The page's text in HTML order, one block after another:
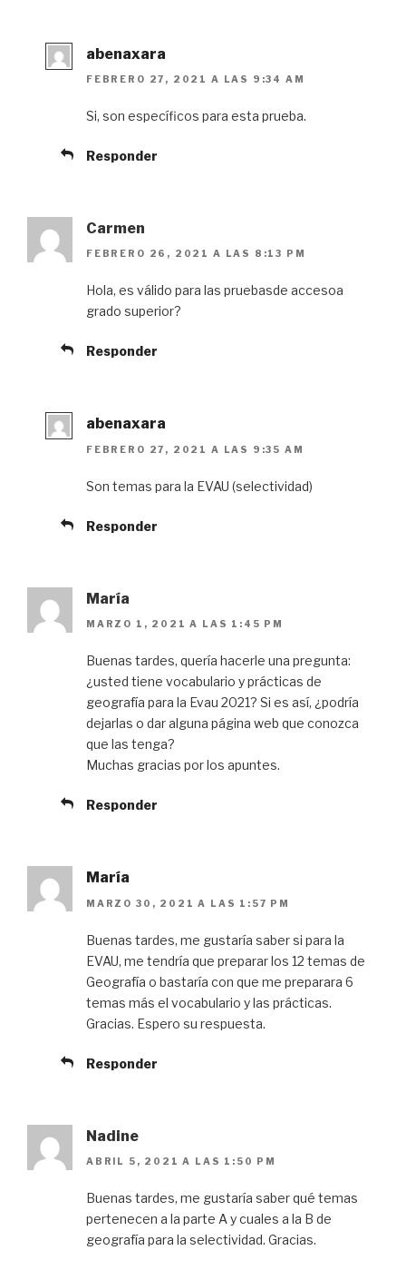
abenaxara
FEBRERO 27, 2021 A LAS 9:34 AM
Si, son específicos para esta prueba.
Responder
Carmen
FEBRERO 26, 2021 A LAS 8:13 PM
Hola, es válido para las pruebasde accesoa
grado superior?
Responder
abenaxara
FEBRERO 27, 2021 A LAS 9:35 AM
Son temas para la EVAU (selectividad)
Responder
María
MARZO 1, 2021 A LAS 1:45 PM
Buenas tardes, quería hacerle una pregunta:
¿usted tiene vocabulario y prácticas de
geografía para la Evau 2021? Si es así, ¿podría
dejarlas o dar alguna página web que conozca
que las tenga?
Muchas gracias por los apuntes.
Responder
María
MARZO 30, 2021 A LAS 1:57 PM
Buenas tardes, me gustaría saber si para la
EVAU, me tendría que preparar los 12 temas de
Geografía o bastaría con que me preparara 6
temas más el vocabulario y las prácticas.
Gracias. Espero su respuesta.
Responder
Nadine
ABRIL 5, 2021 A LAS 1:50 PM
Buenas tardes, me gustaría saber qué temas
pertenecen a la parte A y cuales a la B de
geografía para la selectividad. Gracias.